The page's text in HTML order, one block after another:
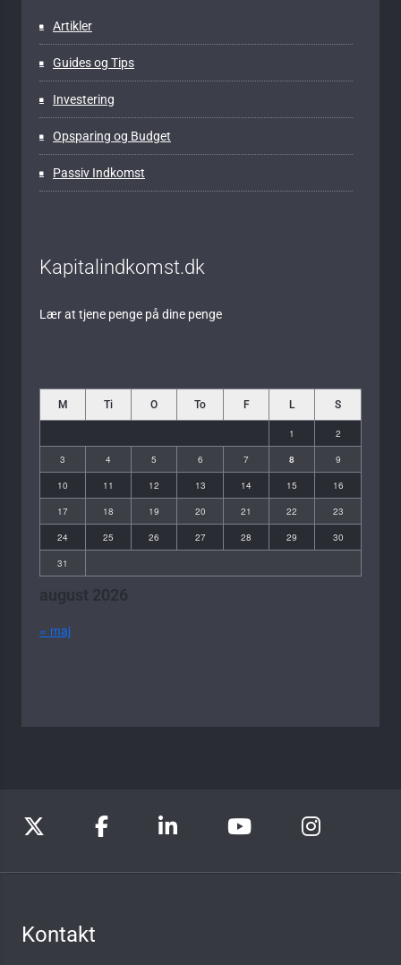
Artikler
Guides og Tips
Investering
Opsparing og Budget
Passiv Indkomst
Kapitalindkomst.dk
Lær at tjene penge på dine penge
august 2026
M Ti O To F L S
1 2
3 4 5 6 7 8 9
10 11 12 13 14 15 16
17 18 19 20 21 22 23
24 25 26 27 28 29 30
31
« maj
Kontakt